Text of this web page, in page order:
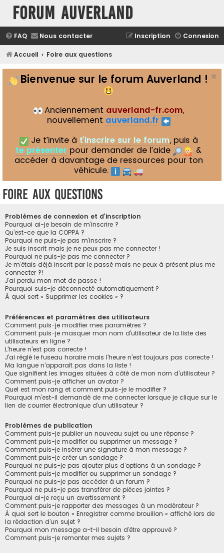
Forum Auverland
FAQ Nous contacter Connexion
Inscription
Accueil Foire aux questions
Bienvenue sur le forum Auverland !
Anciennement auverland-fr.com,
nouvellement auverland.fr
Je t’invite à t’inscrire sur le forum, puis à
te présenter pour demander de l’aide
&
accéder à davantage de ressources pour ton
véhicule.
Foire aux questions
Problèmes de connexion et d’inscription
Pourquoi ai-je besoin de m’inscrire ?
Qu’est-ce que la COPPA ?
Pourquoi ne puis-je pas m’inscrire ?
Je suis inscrit mais je ne peux pas me connecter !
Pourquoi ne puis-je pas me connecter ?
Je m’étais déjà inscrit par le passé mais ne peux à présent plus me
connecter ?!
J’ai perdu mon mot de passe !
Pourquoi suis-je déconnecté automatiquement ?
À quoi sert « Supprimer les cookies » ?
Préférences et paramètres des utilisateurs
Comment puis-je modifier mes paramètres ?
Comment puis-je masquer mon nom d’utilisateur de la liste des
utilisateurs en ligne ?
L’heure n’est pas correcte !
J’ai réglé le fuseau horaire mais l’heure n’est toujours pas correcte !
Ma langue n’apparaît pas dans la liste !
Que signifient les images situées à côté de mon nom d’utilisateur ?
Comment puis-je afficher un avatar ?
Quel est mon rang et comment puis-je le modifier ?
Pourquoi m’est-il demandé de me connecter lorsque je clique sur le
lien de courrier électronique d’un utilisateur ?
Problèmes de publication
Comment puis-je publier un nouveau sujet ou une réponse ?
Comment puis-je modifier ou supprimer un message ?
Comment puis-je insérer une signature à mon message ?
Comment puis-je créer un sondage ?
Pourquoi ne puis-je pas ajouter plus d’options à un sondage ?
Comment puis-je modifier ou supprimer un sondage ?
Pourquoi ne puis-je pas accéder à un forum ?
Pourquoi ne puis-je pas transférer de pièces jointes ?
Pourquoi ai-je reçu un avertissement ?
Comment puis-je rapporter des messages à un modérateur ?
À quoi sert le bouton « Enregistrer comme brouillon » affiché lors de
la rédaction d’un sujet ?
Pourquoi mon message a-t-il besoin d’être approuvé ?
Comment puis-je remonter mes sujets ?